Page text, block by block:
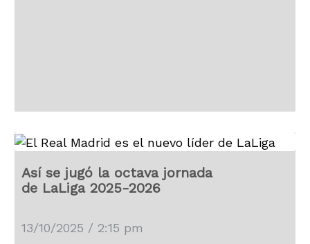
Así se jugó la octava jornada
de LaLiga 2025-2026
13/10/2025 / 2:15 pm